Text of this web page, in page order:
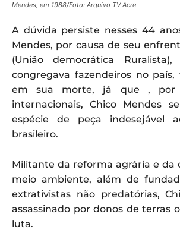
Mendes, em 1988/Foto: Arquivo TV Acre
A dúvida persiste nesses 44
Mendes, por causa de seu
(União democrática
congregava fazendeiros no
em sua morte, já que , por
internacionais, Chico Mendes
espécie de peça indesejável
brasileiro.
Militante da reforma agrária e da
meio ambiente, além de
extrativistas não predatórias,
assassinado por donos de terras
luta.